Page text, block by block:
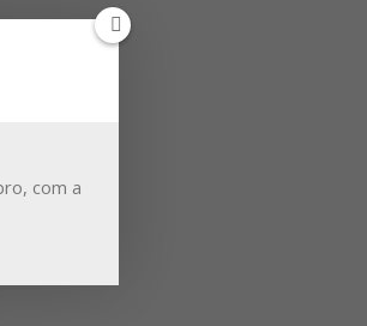
com a